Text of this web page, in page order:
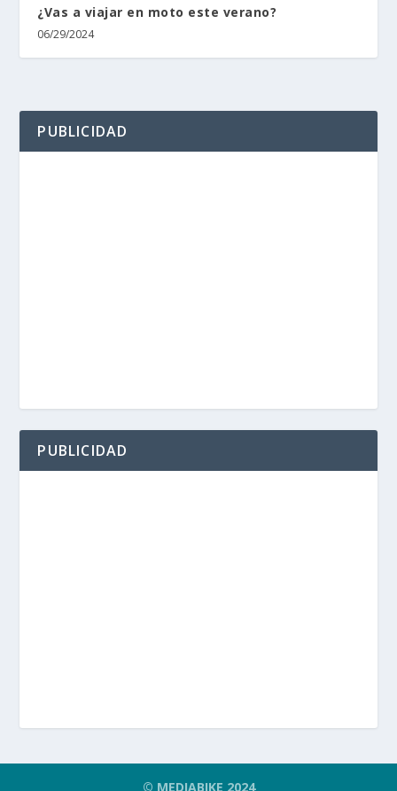
¿Vas a viajar en moto este verano?
06/29/2024
PUBLICIDAD
PUBLICIDAD
© MEDIABIKE 2024